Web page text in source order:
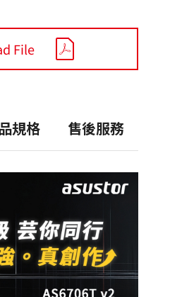
File
規格 售後服務